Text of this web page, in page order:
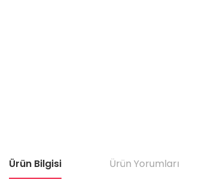
Ürün Bilgisi Ürün Yorumları